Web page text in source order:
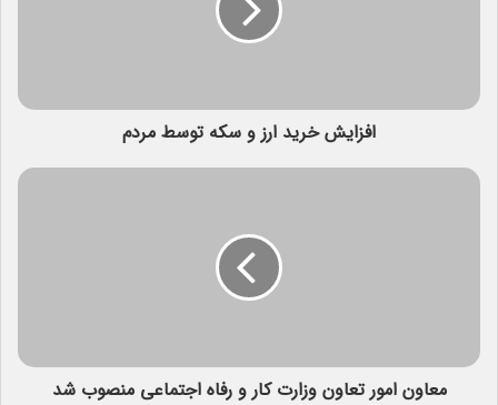
افزایش خرید ارز و سکه توسط مردم
معاون امور تعاون وزارت کار و رفاه اجتماعی منصوب شد